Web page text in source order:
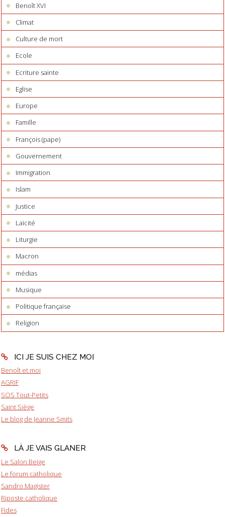
Benoît XVI
Climat
Culture de mort
Ecole
Ecriture sainte
Eglise
Europe
Famille
François (pape)
Gouvernement
Immigration
Islam
Justice
Laïcité
Liturgie
Macron
médias
Musique
Politique française
Religion
ICI JE SUIS CHEZ MOI
Benoît et moi
AGRIF
SOS Tout-Petits
Saint Siège
Le blog de Jeanne Smits
LÀ JE VAIS GLANER
Le Salon Beige
Le forum catholique
Sandro Magister
Riposte catholique
Fides